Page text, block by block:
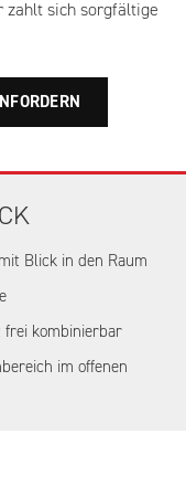
zahlt sich sorgfältige
Blick in den Raum
frei kombinierbar
im offenen